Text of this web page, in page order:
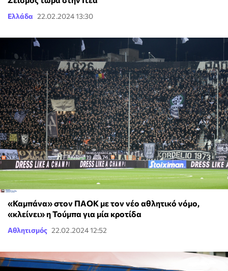
Ελλάδα 22.02.2024 13:30
«Καμπάνα» στον ΠΑΟΚ με τον νέο αθλητικό νόμο,
«κλείνει» η Τούμπα για μία κροτίδα
Αθλητισμός 22.02.2024 12:52